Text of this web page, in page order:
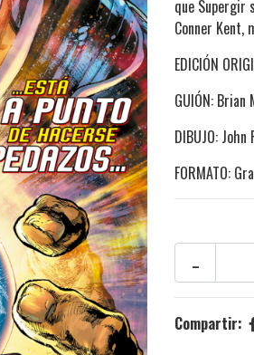
que Supergir
Conner Kent,
EDICIÓN
GUIÓN: Brian
DIBUJO:
FORMATO:
-
Compartir: